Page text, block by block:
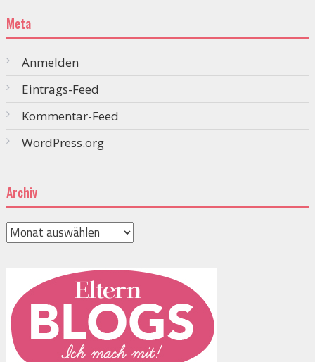
Meta
Anmelden
Eintrags-Feed
Kommentar-Feed
WordPress.org
Archiv
Archiv